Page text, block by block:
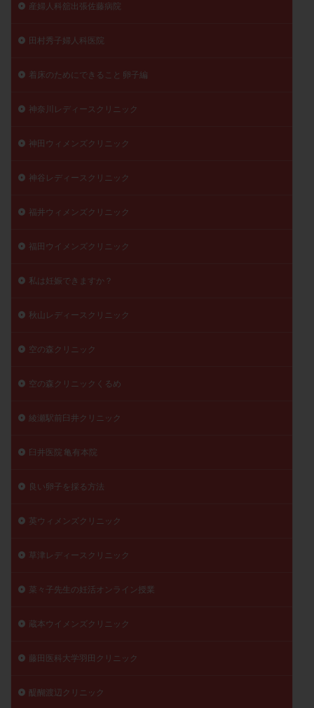
産婦人科舘出張佐藤病院
田村秀子婦人科医院
着床のためにできること 卵子編
神奈川レディースクリニック
神田ウィメンズクリニック
神谷レディースクリニック
福井ウィメンズクリニック
福田ウイメンズクリニック
私は妊娠できますか？
秋山レディースクリニック
空の森クリニック
空の森クリニックくるめ
綾瀬駅前臼井クリニック
臼井医院 亀有本院
良い卵子を採る方法
英ウィメンズクリニック
草津レディースクリニック
菜々子先生の妊活オンライン授業
蔵本ウイメンズクリニック
藤田医科大学羽田クリニック
醍醐渡辺クリニック